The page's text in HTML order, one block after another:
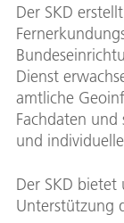
Der SKD
Dienst
amtliche
Fachdaten
und
Der SKD
Unterstützung